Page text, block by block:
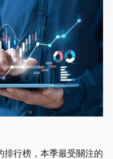
排行榜，本季最受關注的